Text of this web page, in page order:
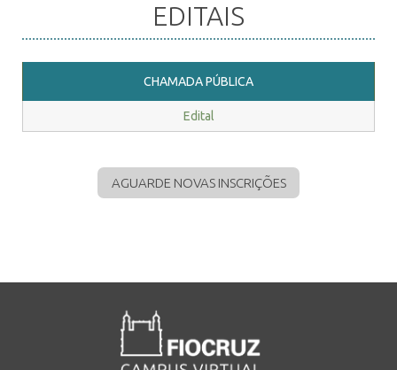
INSCRIÇÃO E SELEÇÃO
CONTATO
EDITAIS
CHAMADA PÚBLICA
Edital
AGUARDE NOVAS INSCRIÇÕES